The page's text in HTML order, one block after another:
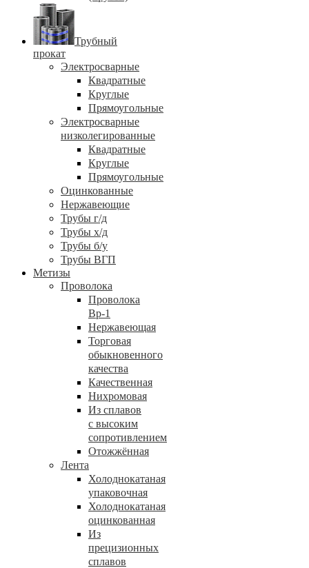
Трубный
прокат
Электросварные
Квадратные
Круглые
Прямоугольные
Электросварные
низколегированные
Квадратные
Круглые
Прямоугольные
Оцинкованные
Нержавеющие
Трубы г/д
Трубы х/д
Трубы б/у
Трубы ВГП
Метизы
Проволока
Проволока
Вр-1
Нержавеющая
Торговая
обыкновенного
качества
Качественная
Нихромовая
Из сплавов
с высоким
сопротивлением
Отожжённая
Лента
Холоднокатаная
упаковочная
Холоднокатаная
оцинкованная
Из
прецизионных
сплавов